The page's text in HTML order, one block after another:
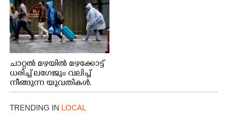
ചാറ്റൽ മഴയിൽ മഴക്കോട്ട്
ധരിച്ച് ലഗേജും വലിച്ച്
നീങ്ങുന്ന യുവതികൾ.
എറണാകുളം മേനകയിൽ
നിന്നുള്ള കാഴ്ച
TRENDING IN LOCAL